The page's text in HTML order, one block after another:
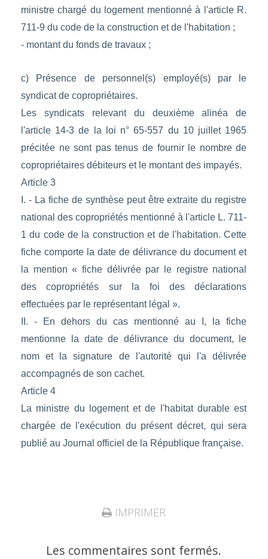
ministre chargé du logement mentionné à l'article R.
711-9 du code de la construction et de l'habitation ;
- montant du fonds de travaux ;
c) Présence de personnel(s) employé(s) par le
syndicat de copropriétaires.
Les syndicats relevant du deuxième alinéa de
l'article 14-3 de la loi n° 65-557 du 10 juillet 1965
précitée ne sont pas tenus de fournir le nombre de
copropriétaires débiteurs et le montant des impayés.
Article 3
I. - La fiche de synthèse peut être extraite du registre
national des copropriétés mentionné à l'article L. 711-
1 du code de la construction et de l'habitation. Cette
fiche comporte la date de délivrance du document et
la mention « fiche délivrée par le registre national
des copropriétés sur la foi des déclarations
effectuées par le représentant légal ».
II. - En dehors du cas mentionné au I, la fiche
mentionne la date de délivrance du document, le
nom et la signature de l'autorité qui l'a délivrée
accompagnés de son cachet.
Article 4
La ministre du logement et de l'habitat durable est
chargée de l'exécution du présent décret, qui sera
publié au Journal officiel de la République française.
IMPRIMER
Les commentaires sont fermés.